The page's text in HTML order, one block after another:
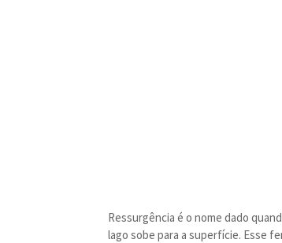
Ressurgência é o nome dado
lago sobe para a superfície. Esse